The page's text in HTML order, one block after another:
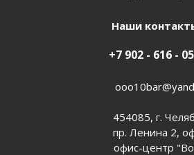
Наши
+7 902 - 616 -
454085, г.
пр. Ленина 2,
офис-центр